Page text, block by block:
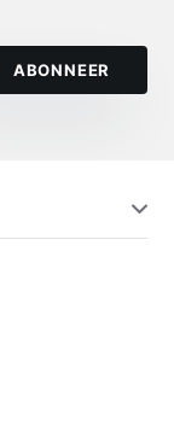
ABONNEER